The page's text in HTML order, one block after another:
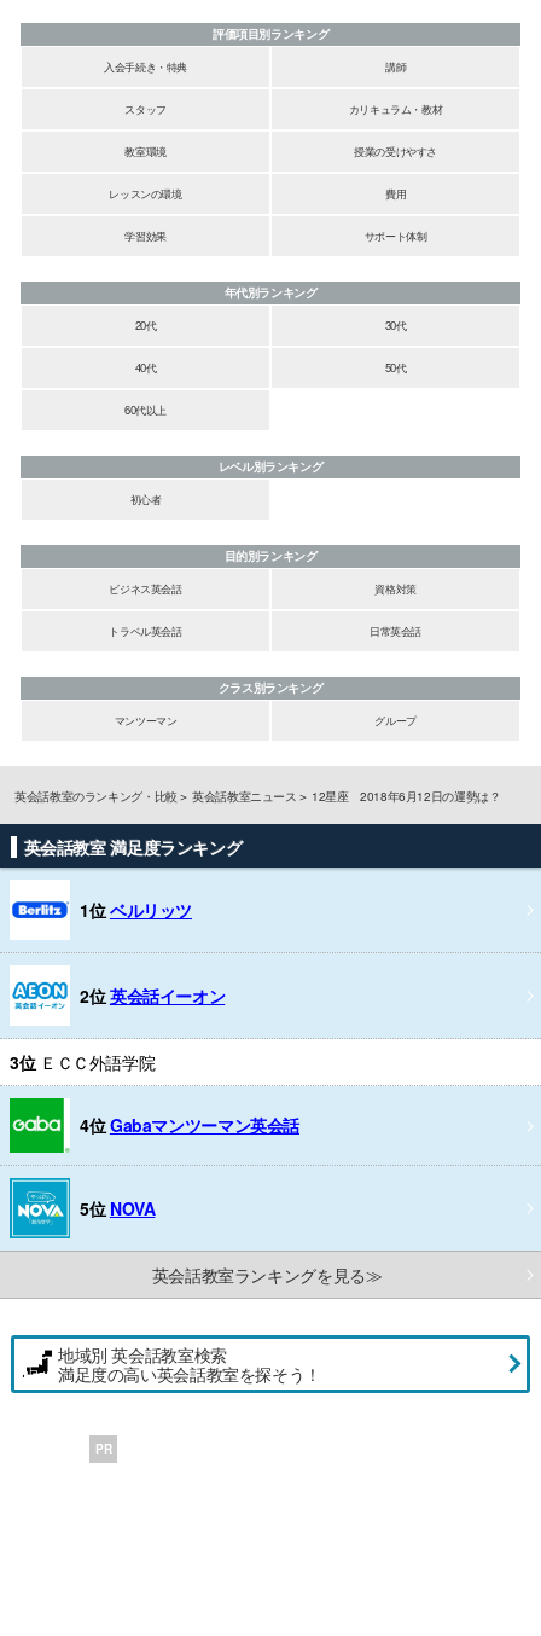
評価項目別ランキング
入会手続き・特典
講師
スタッフ カリキュラム・教材
教室環境 授業の受けやすさ
レッスンの環境 費用
学習効果 サポート体制
年代別ランキング
20代
30代
40代 50代
60代以上
レベル別ランキング
初心者
目的別ランキング
ビジネス英会話
資格対策
トラベル英会話 日常英会話
クラス別ランキング
マンツーマン
グループ
英会話教室のランキング・比較 英会話教室ニュース 12星座 2018年6月12日の運勢は？
英会話教室 満足度ランキング
1位ベルリッツ
2位英会話イーオン
3位 ＥＣＣ外語学院
4位Gabaマンツーマン英会話
5位 NOVA
英会話教室ランキングを見る≫
地域別 英会話教室検索
満足度の高い英会話教室を探そう！
PR